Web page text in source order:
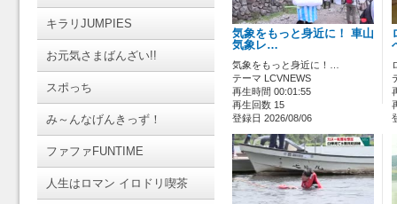
キラリJUMPIES
お元気さまばんざい!!
スポっち
み～んなげんきっず！
ファファFUNTIME
人生はロマン イロドリ喫茶
気象をもっと身近に！ 車山
気象レ…
気象をもっと身近に！…
テーマ LCVNEWS
再生時間 00:01:55
再生回数 15
登録日 2026/08/06